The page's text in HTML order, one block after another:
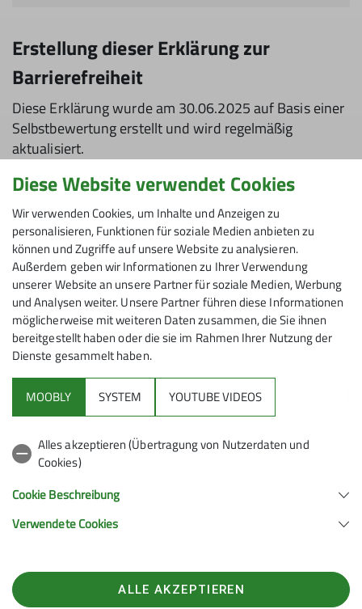
Erstellung dieser Erklärung zur
Barrierefreiheit
Diese Erklärung wurde am 30.06.2025 auf Basis einer
Selbstbewertung erstellt und wird regelmäßig
aktualisiert.
Feedback und Kontaktangaben
Wenn Sie Barrieren auf unserer Website entdecken
oder Anmerkungen zur digitalen Barrierefreiheit
haben, kontaktieren Sie uns bitte über folgenden Weg:
Brünnsteinhaus
Brünnsteinhaus 1
83080 Oberaudorf
Brünnsteinhaus
Brünnsteinhaus
Telefon 08033 1431
Diese Website verwendet Cookies
Wir verwenden Cookies, um Inhalte und Anzeigen zu
personalisieren, Funktionen für soziale Medien anbieten zu
können und Zugriffe auf unsere Website zu analysieren.
Außerdem geben wir Informationen zu Ihrer Verwendung
unserer Website an unsere Partner für soziale Medien, Werbung
und Analysen weiter. Unsere Partner führen diese Informationen
möglicherweise mit weiteren Daten zusammen, die Sie ihnen
bereitgestellt haben oder die sie im Rahmen Ihrer Nutzung der
Dienste gesammelt haben.
MOOBLY SYSTEM YOUTUBE VIDEOS
Alles akzeptieren (Übertragung von Nutzerdaten und
Cookies)
Cookie Beschreibung
Verwendete Cookies
ALLE AKZEPTIEREN